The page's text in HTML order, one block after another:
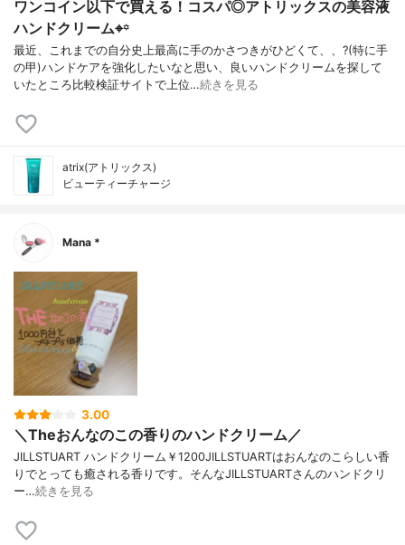
ワンコイン以下で買える！コスパ◎アトリックスの美容液
ハンドクリーム⌖꙳
最近、これまでの自分史上最高に手のかさつきがひどくて、、?(特に手
の甲)ハンドケアを強化したいなと思い、良いハンドクリームを探して
いたところ比較検証サイトで上位…続きを見る
atrix(アトリックス)
ビューティーチャージ
Mana *
3.00
＼Theおんなのこの香りのハンドクリーム／
JILLSTUART ハンドクリーム￥1200JILLSTUARTはおんなのこらしい香
りでとっても癒される香りです。そんなJILLSTUARTさんのハンドクリ
ー…続きを見る